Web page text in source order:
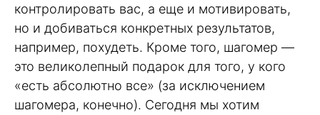
контролировать вас, а еще и мотивировать,
но и добиваться конкретных результатов,
например, похудеть. Кроме того, шагомер —
это великолепный подарок для того, у кого
«есть абсолютно все» (за исключением
шагомера, конечно). Сегодня мы хотим